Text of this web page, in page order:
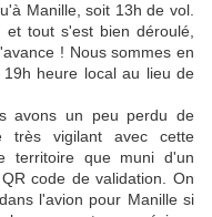
Manille, soit 13h de vol.
tout s'est bien déroulé,
! Nous sommes en
heure local au lieu de
avons un peu perdu de
très vigilant avec cette
territoire que muni d'un
code de validation. On
l'avion pour Manille si